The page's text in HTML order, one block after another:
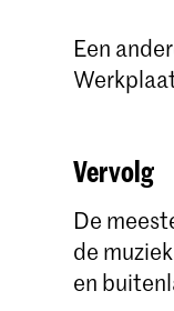
Een
Vervolg
De
de
en